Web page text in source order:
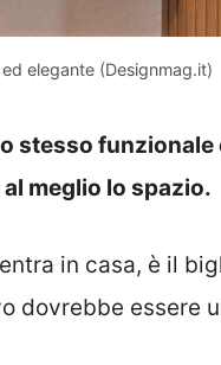
elegante (Designmag.it)
stesso funzionale
meglio lo spazio.
in casa, è il
dovrebbe essere